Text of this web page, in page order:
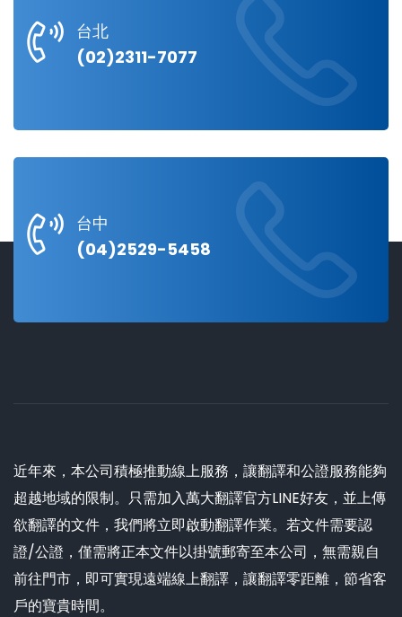
台北
(02)2311-7077
台中
(04)2529-5458
近年來，本公司積極推動線上服務，讓翻譯和公證服務能夠
超越地域的限制。只需加入萬大翻譯官方LINE好友，並上傳
欲翻譯的文件，我們將立即啟動翻譯作業。若文件需要認
證/公證，僅需將正本文件以掛號郵寄至本公司，無需親自
前往門市，即可實現遠端線上翻譯，讓翻譯零距離，節省客
戶的寶貴時間。